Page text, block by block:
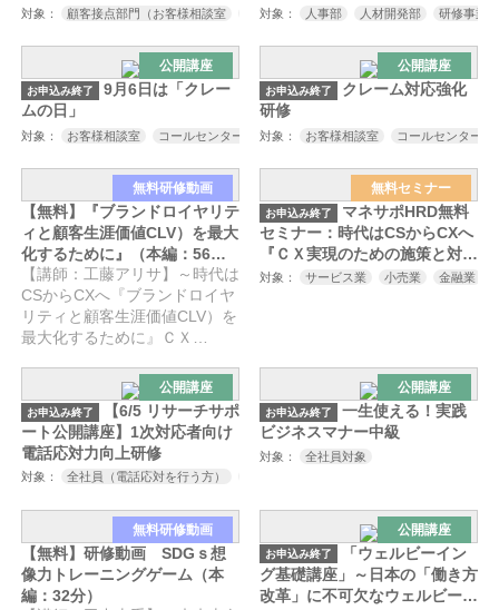
対象： 顧客接点部門（お客様相談室 コールセンター コンタクトセンター）
践法
対象： 人事部 人材開発部 研修事業
公開講座
お申込み終了
9月6日は「クレー
ムの日」
対象： お客様相談室 コールセンター 店舗責任者の方 経営企画 人事 総
公開講座
お申込み終了
クレーム対応強化
研修
対象： お客様相談室 コールセンター
無料研修動画
【無料】『ブランドロイヤリテ
ィと顧客生涯価値CLV）を最大
化するために』（本編：56
分）
【講師：工藤アリサ】～時代は
CSからCXへ『ブランドロイヤ
リティと顧客生涯価値CLV）を
最大化するために』ＣＸ…
無料セミナー
お申込み終了
マネサポHRD無料
セミナー：時代はCSからCXへ
『ＣＸ実現のための施策と対応
術』
対象： サービス業 小売業 金融業
公開講座
お申込み終了
【6/5 リサーチサポ
ート公開講座】1次対応者向け
電話応対力向上研修
対象： 全社員（電話応対を行う方）
公開講座
お申込み終了
一生使える！実践
ビジネスマナー中級
対象： 全社員対象
無料研修動画
【無料】研修動画 SDGｓ想
像力トレーニングゲーム（本
編：32分）
公開講座
お申込み終了
「ウェルビーイン
グ基礎講座」～日本の「働き方
改革」に不可欠なウェルビーイ